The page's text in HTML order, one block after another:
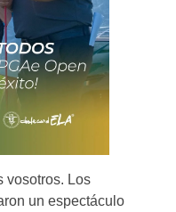
vosotros. Los
un espectáculo